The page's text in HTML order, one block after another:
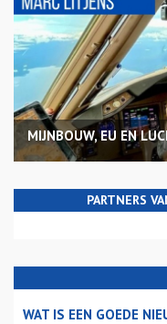
MIJNBOUW, EU EN
PARTNERS
WAT IS EEN GOEDE